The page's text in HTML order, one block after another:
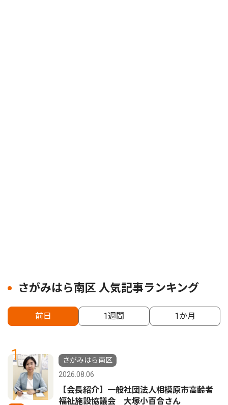
さがみはら南区 人気記事ランキング
前日 1週間 1か月
1
さがみはら南区
2026.08.06
【会長紹介】一般社団法人相模原市高齢者
福祉施設協議会 大塚小百合さん